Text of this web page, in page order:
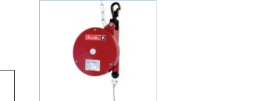
Regionen erbjuder en
tydlig paus från
vardagens tempo, utan
att ge avkall p&ari...